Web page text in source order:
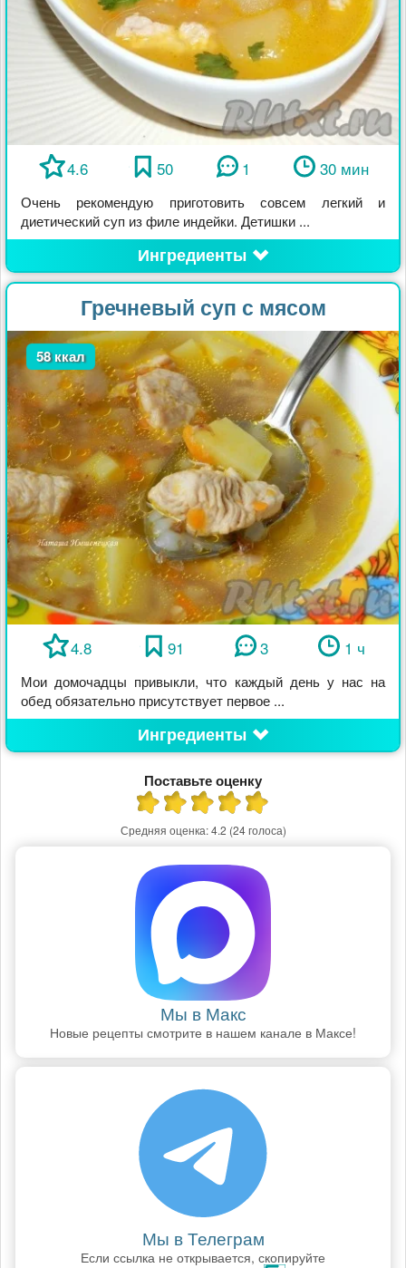
4.6 50 1 30 мин
Очень рекомендую приготовить совсем легкий и
диетический суп из филе индейки. Детишки ...
Ингредиенты
Гречневый суп с мясом
58 ккал
4.8 91 3 1 ч
Мои домочадцы привыкли, что каждый день у нас на
обед обязательно присутствует первое ...
Ингредиенты
Поставьте оценку
Средняя оценка:4.2 (24 голоса)
Мы в Макс
Новые рецепты смотрите в нашем канале в Максе!
Мы в Телеграм
Если ссылка не открывается, скопируйте